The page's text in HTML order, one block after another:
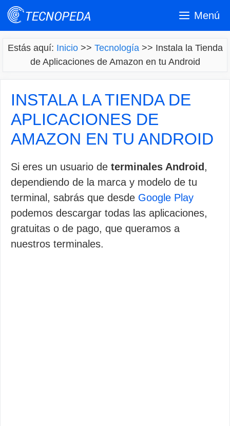
Saltar
Menú
Estás aquí: Inicio>> Tecnología>> Instala la Tienda
de Aplicaciones de Amazon en tu Android
INSTALA LA TIENDA DE
APLICACIONES DE
AMAZON EN TU ANDROID
Si eres un usuario de terminales Android ,
dependiendo de la marca y modelo de tu
terminal, sabrás que desde Google Play
podemos descargar todas las aplicaciones,
gratuitas o de pago, que queramos a
nuestros terminales.